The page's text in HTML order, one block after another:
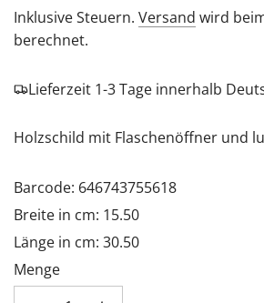
Preis
Inklusive Steuern. Versand wird
berechnet.
Lieferzeit 1-3 Tage innerhalb
Holzschild mit Flaschenöffner und
Barcode: 646743755618
Breite in cm: 15.50
Länge in cm: 30.50
Menge